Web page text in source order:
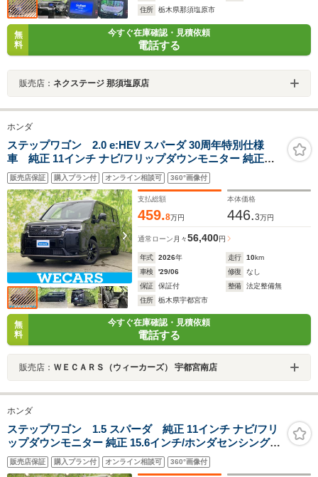
住所
栃木県那須塩原市
無
料
今すぐ在庫確認・見積依頼
電話する
販売店： ネクステージ 那須塩原店
ホンダ
ステップワゴン 2.0 e:HEV スパーダ 30周年特別仕様
車 純正 11インチ ナビ/フリップダウンモニター 純正
15.6インチ/ホンダセンシング/両側電動スライドドア/シー
トヒーター 前席/マルチビューカメラシステム/車線逸脱防
止支援システム
販売店保証 購入プラン付 オンライン相談可 360°画像付
支払総額
459.8万円
本体価格
446.3万円
通常ローン 月々56,400円
年式 2026年 走行 10km
車検
'29/06 修復
なし
保証
保証付 整備
法定整備無
住所
栃木県宇都宮市
無
料
今すぐ在庫確認・見積依頼
電話する
販売店： ＷＥＣＡＲＳ（ウィーカーズ） 宇都宮南店
ホンダ
ステップワゴン 1.5 スパーダ 純正 11インチ ナビ/フリ
ップダウンモニター 純正 15.6インチ/ホンダセンシング/
両側電動スライドドア/シートヒーター 前席/車線逸脱防止
支援システム/電動バックドア/登録済未使用車
販売店保証 購入プラン付 オンライン相談可 360°画像付